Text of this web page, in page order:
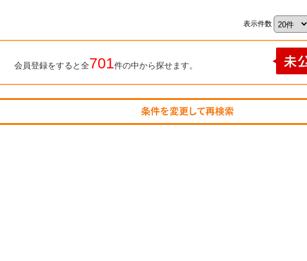
表示件数
会員登録をすると全701件の中から探せます。